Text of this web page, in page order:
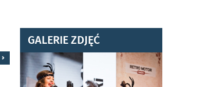
GALERIE ZDJĘĆ